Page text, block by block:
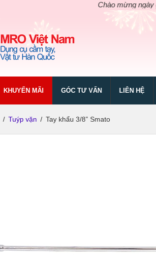
Chào mừng ngày giỗ
KHUYẾN MÃI GÓC TƯ VẤN LIÊN HỆ
/ Tuýp vặn / Tay khẩu 3/8” Smato